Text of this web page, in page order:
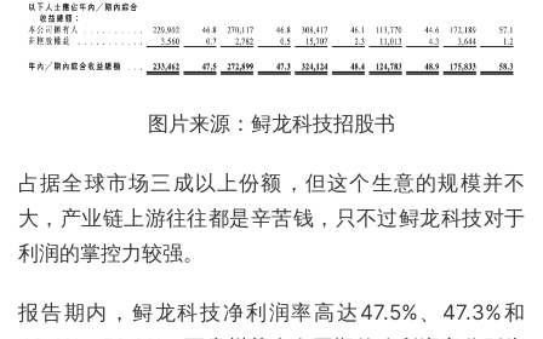
图片来源：鲟龙科技招股书
占据全球市场三成以上份额，但这个生意的规模并不
大，产业链上游往往都是辛苦钱，只不过鲟龙科技对于
利润的掌控力较强。
报告期内，鲟龙科技净利润率高达47.5%、47.3%和